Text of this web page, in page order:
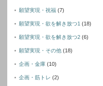
願望実現・祝福 (7)
願望実現・欲を解き放つ1 (18)
願望実現・欲を解き放つ2 (6)
願望実現・その他 (18)
企画・金庫 (10)
企画・筋トレ (2)